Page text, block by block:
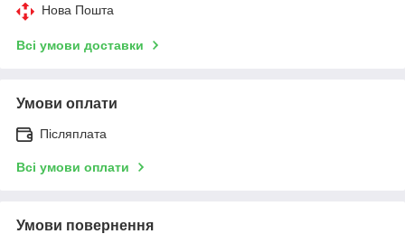
Нова Пошта
Всі умови доставки
Умови оплати
Післяплата
Всі умови оплати
Умови повернення